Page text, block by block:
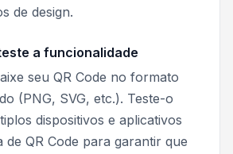
de design.
a funcionalidade
seu QR Code no formato
(PNG, SVG, etc.). Teste-o
dispositivos e aplicativos
de QR Code para garantir que